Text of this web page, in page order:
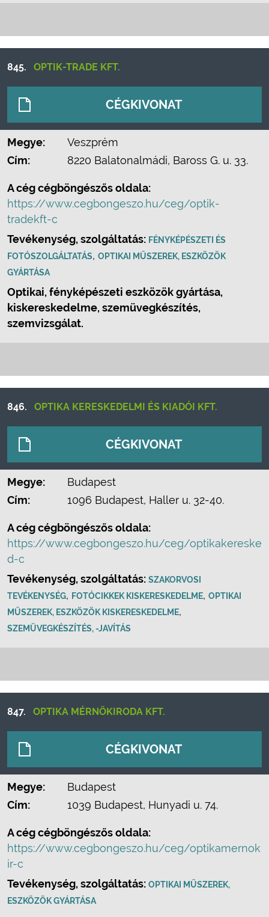
845. OPTIK-TRADE KFT.
CÉGKIVONAT
Megye:
Veszprém
Cím:
8220 Balatonalmádi, Baross G. u. 33.
A cég cégböngészős oldala:
https://www.cegbongeszo.hu/ceg/optik-
tradekft-c
Tevékenység, szolgáltatás: FÉNYKÉPÉSZETI ÉS
FOTÓSZOLGÁLTATÁS, OPTIKAI MŰSZEREK, ESZKÖZÖK
GYÁRTÁSA
Optikai, fényképészeti eszközök gyártása,
kiskereskedelme, szemüvegkészítés,
szemvizsgálat.
846. OPTIKA KERESKEDELMI ÉS KIADÓI KFT.
CÉGKIVONAT
Megye:
Budapest
Cím:
1096 Budapest, Haller u. 32-40.
A cég cégböngészős oldala:
https://www.cegbongeszo.hu/ceg/optikakereske
d-c
Tevékenység, szolgáltatás: SZAKORVOSI
TEVÉKENYSÉG, FOTÓCIKKEK KISKERESKEDELME, OPTIKAI
MŰSZEREK, ESZKÖZÖK KISKERESKEDELME,
SZEMÜVEGKÉSZÍTÉS, -JAVÍTÁS
847. OPTIKA MÉRNÖKIRODA KFT.
CÉGKIVONAT
Megye:
Budapest
Cím:
1039 Budapest, Hunyadi u. 74.
A cég cégböngészős oldala:
https://www.cegbongeszo.hu/ceg/optikamernok
ir-c
Tevékenység, szolgáltatás: OPTIKAI MŰSZEREK,
ESZKÖZÖK GYÁRTÁSA